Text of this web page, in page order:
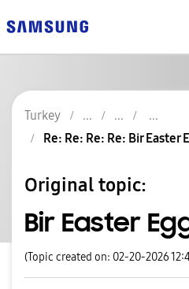
Turkey
Re: Re: Re: Re: Bir Easter
Original topic:
Bir Easter
(Topic created on: 02-20-2026